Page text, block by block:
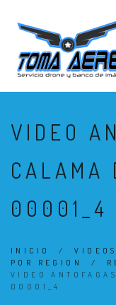
VIDEO
CALAMA
00001_4
INICIO /
POR REGION
/
VIDEO
00001_4